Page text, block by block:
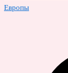
Европы